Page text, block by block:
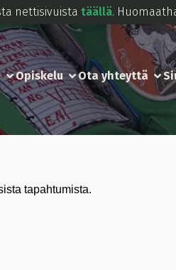
nettisivuista täällä.
Opiskelu Ota yhteyttä
tapahtumista.